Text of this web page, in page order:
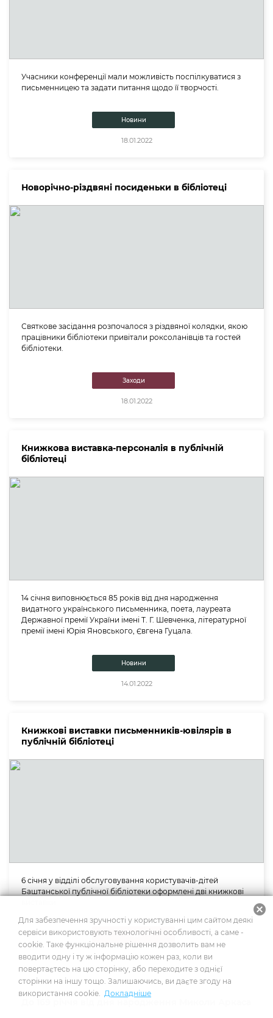
Учасники конференції мали можливість поспілкуватися з
письменницею та задати питання щодо її творчості.
Новини
18.01.2022
Новорічно-різдвяні посиденьки в бібліотеці
Святкове засідання розпочалося з різдвяної колядки, якою
працівники бібліотеки привітали роксоланівців та гостей
бібліотеки.
Заходи
18.01.2022
Книжкова виставка-персоналія в публічній
бібліотеці
14 січня виповнюється 85 років від дня народження
видатного українського письменника, поета, лауреата
Державної премії України імені Т. Г. Шевченка, літературної
премії імені Юрія Яновського, Євгена Гуцала.
Новини
14.01.2022
Книжкові виставки письменників-ювілярів в
публічній бібліотеці
6 січня у відділі обслуговування користувачів-дітей
Баштанської публічної бібліотеки оформлені дві книжкові
Події
06.01.2022
Для забезпечення зручності у користуванні цим сайтом деякі
сервіси використовують технологічні особливості, а саме -
cookie. Таке функціональне рішення дозволить вам не
вводити одну і ту ж інформацію кожен раз, коли ви
повертаєтесь на цю сторінку, або переходите з однієї
сторінки на іншу тощо. Залишаючись, ви даєте згоду на
використання cookie. Докладніше
cancel